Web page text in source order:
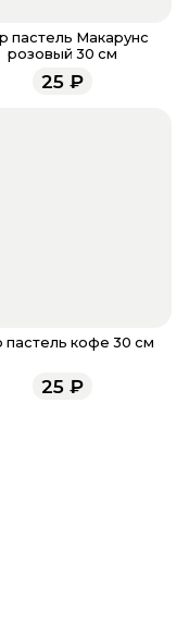
8 (927) 936-71-
937 333-66-53. Наши
с 9.00 до 23.00 и
пастель Макарунс
розовый 30 см
25₽
кофе 30 см
25₽